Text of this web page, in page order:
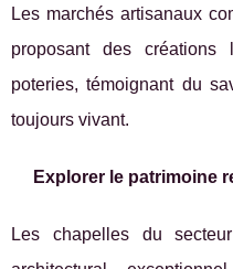
Les marchés artisanaux
proposant des créations
poteries, témoignant du
toujours vivant.
Explorer le patrimoine
Les chapelles du